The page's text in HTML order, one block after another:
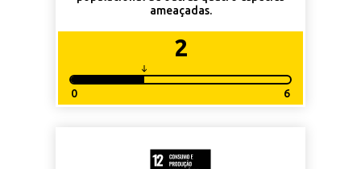
ameaçadas.
2
0 6